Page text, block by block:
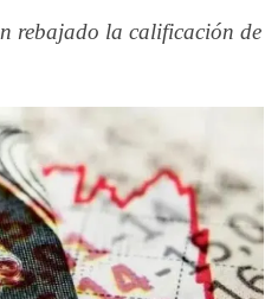
rebajado la calificación de